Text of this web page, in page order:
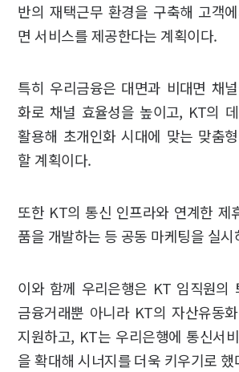
반의 재택근무 환경을 구축해 고객
면 서비스를 제공한다는 계획이다.
특히 우리금융은 대면과 비대면 채
화로 채널 효율성을 높이고, KT의
활용해 초개인화 시대에 맞는 맞춤
할 계획이다.
또한 KT의 통신 인프라와 연계한 제
품을 개발하는 등 공동 마케팅을 실시
이와 함께 우리은행은 KT 임직원의
금융거래뿐 아니라 KT의 자산유동
지원하고, KT는 우리은행에 통신서
을 확대해 시너지를 더욱 키우기로 했